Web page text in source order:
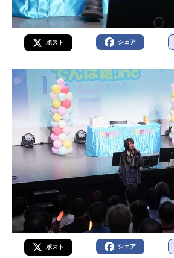
ポスト シェア
ポスト シェア